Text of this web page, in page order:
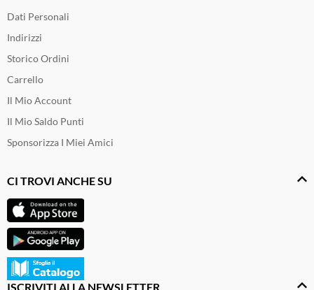
Dati Personali
Indirizzi
Storico Ordini
Carrello
Il Mio Account
Il Mio Saldo Punti
Sponsorizza I Miei Amici
CI TROVI ANCHE SU
ISCRIVITI ALLA NEWSLETTER